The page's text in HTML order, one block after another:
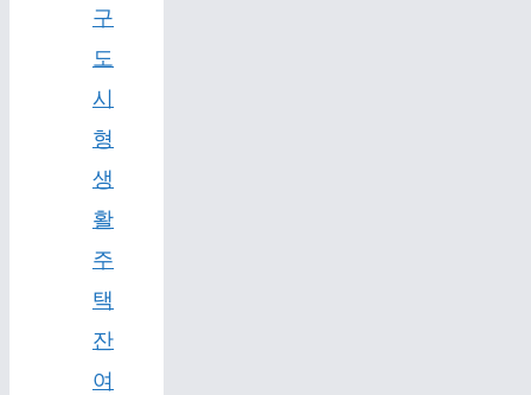
구
도
시
형
생
활
주
택
잔
여